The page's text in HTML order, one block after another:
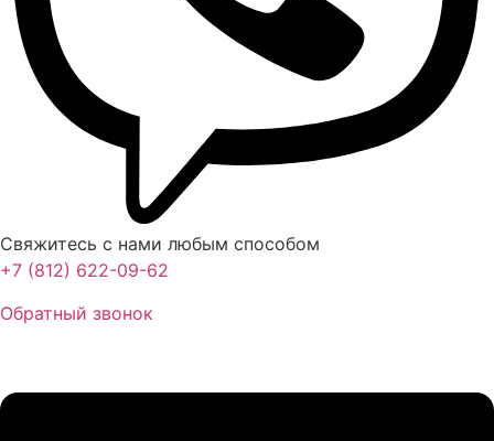
Свяжитесь с нами любым способом
+7 (812) 622-09-62
Обратный звонок